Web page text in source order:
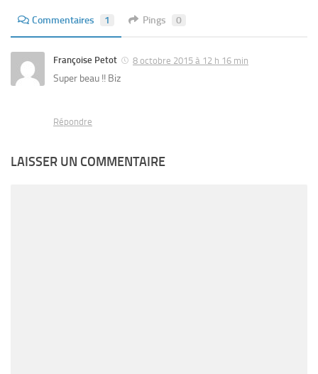
Commentaires 1 Pings 0
Françoise Petot 8 octobre 2015 à 12 h 16 min
Super beau !! Biz
Répondre
LAISSER UN COMMENTAIRE